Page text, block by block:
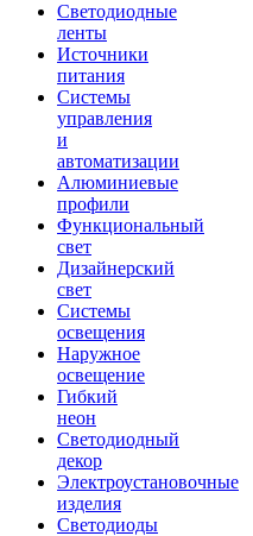
Светодиодные
ленты
Источники
питания
Системы
управления
и
автоматизации
Алюминиевые
профили
Функциональный
свет
Дизайнерский
свет
Системы
освещения
Наружное
освещение
Гибкий
неон
Светодиодный
декор
Электроустановочные
изделия
Светодиоды